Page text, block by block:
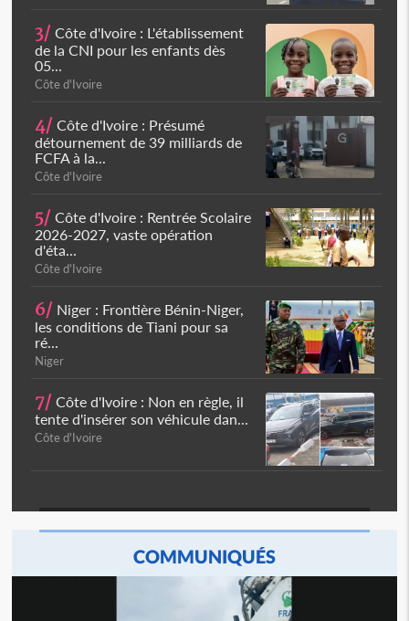
3/ Côte d'Ivoire : L'établissement
de la CNI pour les enfants dès
05...
Côte d'Ivoire
4/ Côte d'Ivoire : Présumé
détournement de 39 milliards de
FCFA à la...
Côte d'Ivoire
5/ Côte d'Ivoire : Rentrée Scolaire
2026-2027, vaste opération
d'éta...
Côte d'Ivoire
6/ Niger : Frontière Bénin-Niger,
les conditions de Tiani pour sa
ré...
Niger
7/ Côte d'Ivoire : Non en règle, il
tente d'insérer son véhicule dan...
Côte d'Ivoire
COMMUNIQUÉS